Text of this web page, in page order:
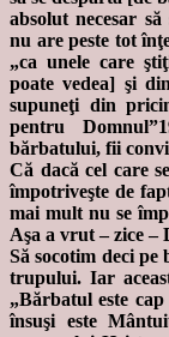
absolut necesar
nu are peste tot
„ca unele care
poate vedea] şi
supuneţi din
pentru
bărbatului, fii
Că dacă cel care
împotriveşte de
mai mult nu se
Aşa a vrut – zice –
Să socotim deci pe
trupului. Iar
„Bărbatul este
însuşi este